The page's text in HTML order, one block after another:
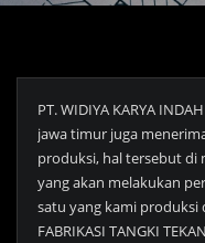
PT. WIDIYA KARYA
jawa timur juga
produksi, hal tersebut di
yang akan melakukan
satu yang kami produksi
FABRIKASI TANGKI